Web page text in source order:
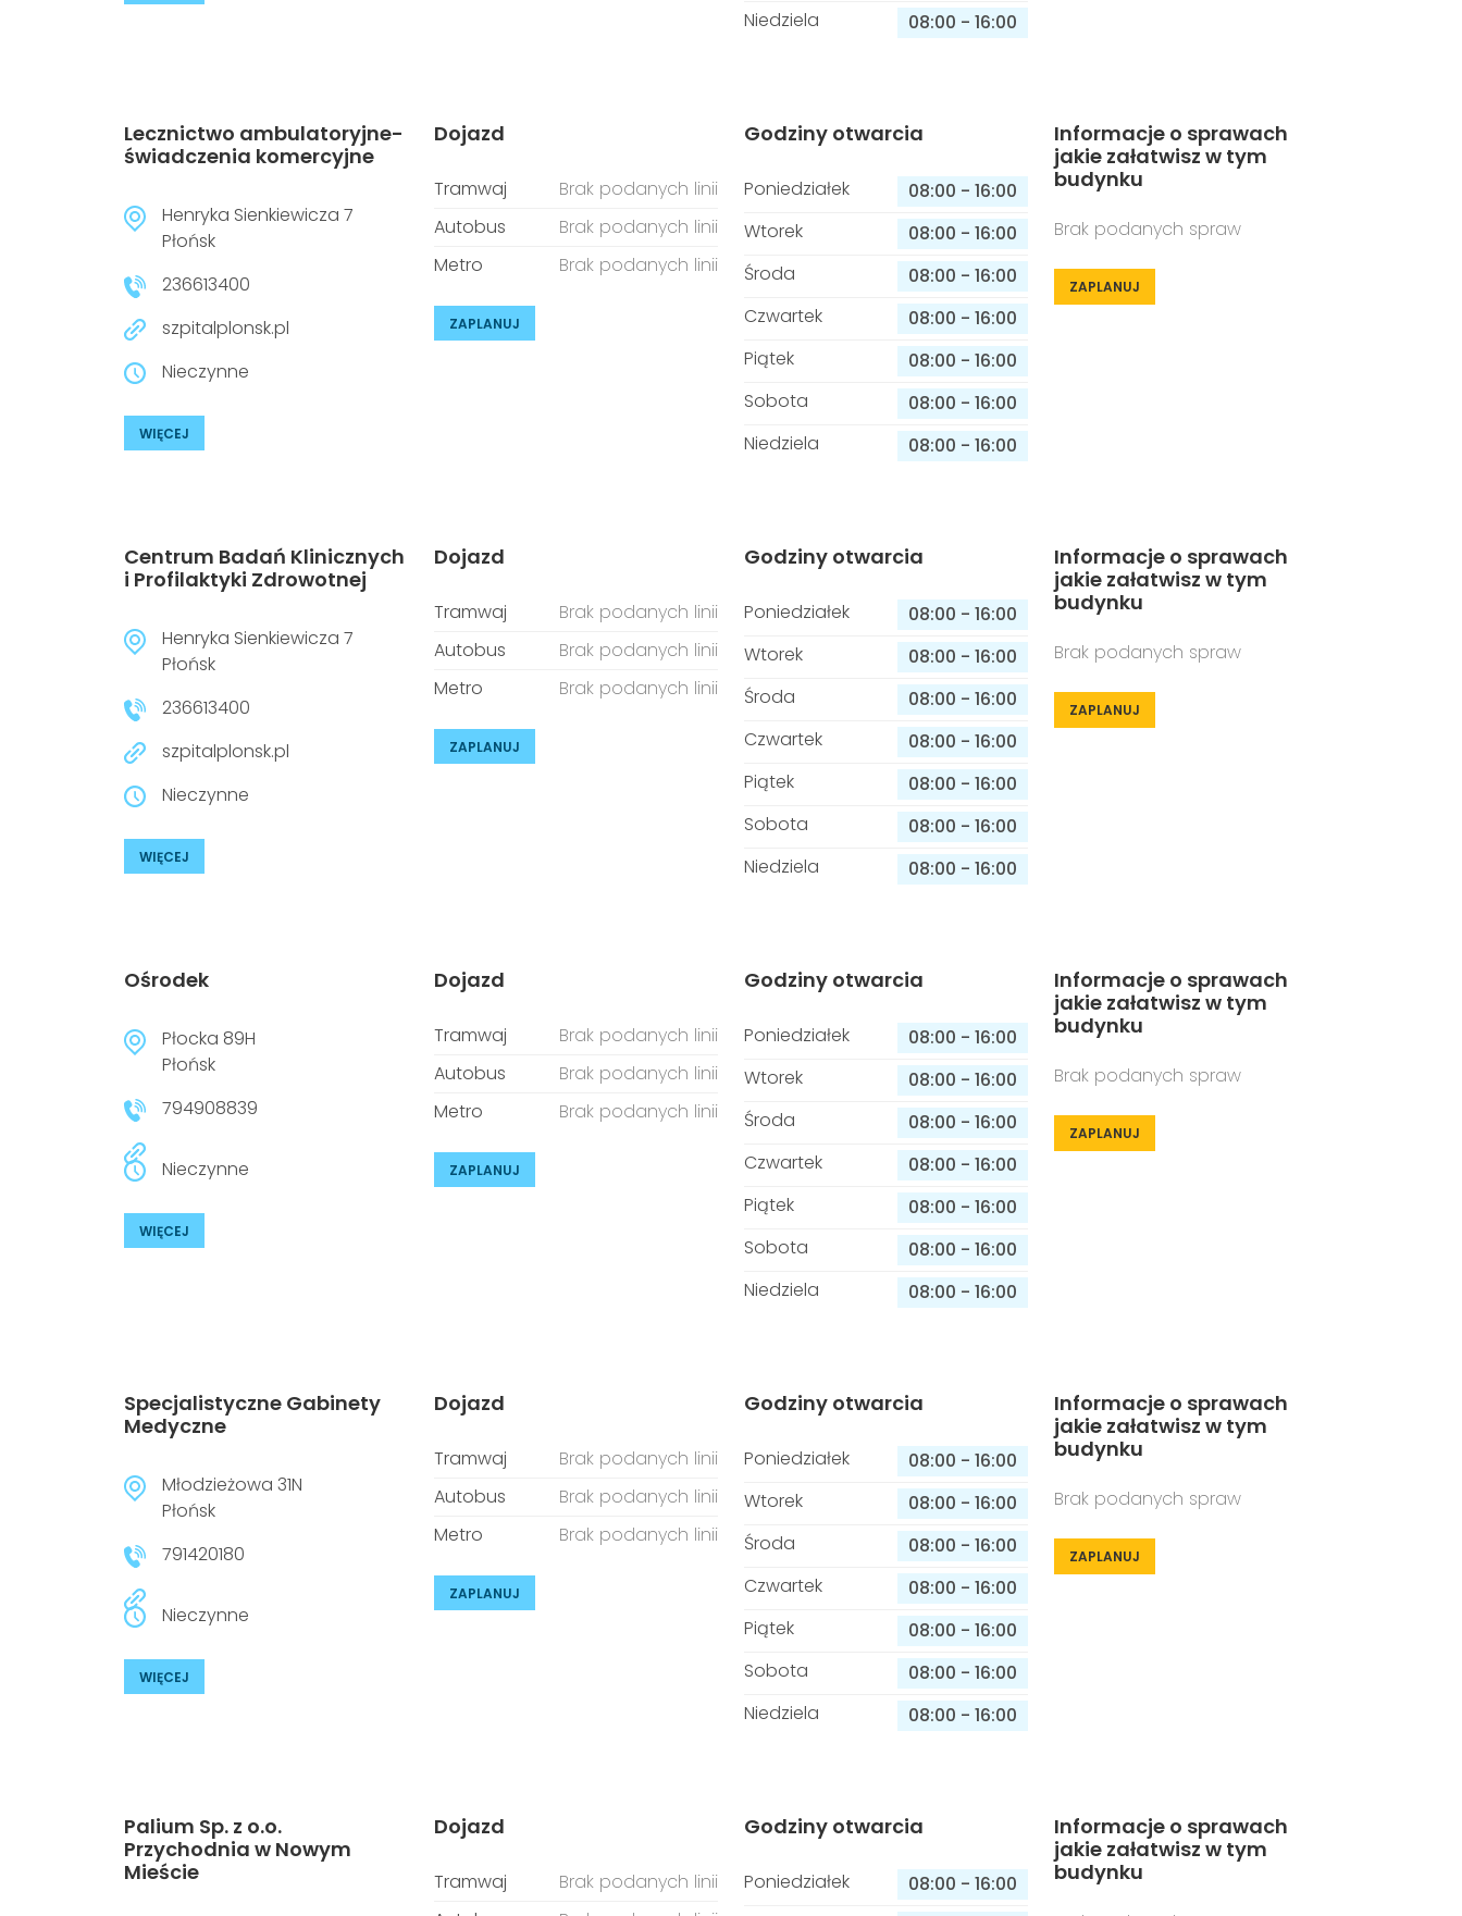
Niedziela
08:00 - 16:00
Lecznictwo ambulatoryjne-
świadczenia komercyjne
Henryka Sienkiewicza 7
Płońsk
236613400
szpitalplonsk.pl
Nieczynne
WIĘCEJ
Dojazd
Tramwaj
Brak podanych linii
Autobus
Brak podanych linii
Metro
Brak podanych linii
ZAPLANUJ
Godziny otwarcia
Poniedziałek 08:00 - 16:00
Wtorek
08:00 - 16:00
Środa
08:00 - 16:00
Czwartek
08:00 - 16:00
Piątek
08:00 - 16:00
Sobota
08:00 - 16:00
Niedziela
08:00 - 16:00
Informacje o sprawach
jakie załatwisz w tym
budynku
Brak podanych spraw
ZAPLANUJ
Centrum Badań Klinicznych
i Profilaktyki Zdrowotnej
Henryka Sienkiewicza 7
Płońsk
236613400
szpitalplonsk.pl
Nieczynne
WIĘCEJ
Dojazd
Tramwaj
Brak podanych linii
Autobus
Brak podanych linii
Metro
Brak podanych linii
ZAPLANUJ
Godziny otwarcia
Poniedziałek 08:00 - 16:00
Wtorek
08:00 - 16:00
Środa
08:00 - 16:00
Czwartek
08:00 - 16:00
Piątek
08:00 - 16:00
Sobota
08:00 - 16:00
Niedziela
08:00 - 16:00
Informacje o sprawach
jakie załatwisz w tym
budynku
Brak podanych spraw
ZAPLANUJ
Ośrodek
Płocka 89H
Płońsk
794908839
Nieczynne
WIĘCEJ
Dojazd
Tramwaj
Brak podanych linii
Autobus
Brak podanych linii
Metro
Brak podanych linii
ZAPLANUJ
Godziny otwarcia
Poniedziałek 08:00 - 16:00
Wtorek
08:00 - 16:00
Środa
08:00 - 16:00
Czwartek
08:00 - 16:00
Piątek
08:00 - 16:00
Sobota
08:00 - 16:00
Niedziela
08:00 - 16:00
Informacje o sprawach
jakie załatwisz w tym
budynku
Brak podanych spraw
ZAPLANUJ
Specjalistyczne Gabinety
Medyczne
Młodzieżowa 31N
Płońsk
791420180
Nieczynne
WIĘCEJ
Dojazd
Tramwaj
Brak podanych linii
Autobus
Brak podanych linii
Metro
Brak podanych linii
ZAPLANUJ
Godziny otwarcia
Poniedziałek 08:00 - 16:00
Wtorek
08:00 - 16:00
Środa
08:00 - 16:00
Czwartek
08:00 - 16:00
Piątek
08:00 - 16:00
Sobota
08:00 - 16:00
Niedziela
08:00 - 16:00
Informacje o sprawach
jakie załatwisz w tym
budynku
Brak podanych spraw
ZAPLANUJ
Palium Sp. z o.o.
Przychodnia w Nowym
Mieście
Dojazd
Tramwaj
Brak podanych linii
Godziny otwarcia
Poniedziałek 08:00 - 16:00
Informacje o sprawach
jakie załatwisz w tym
budynku